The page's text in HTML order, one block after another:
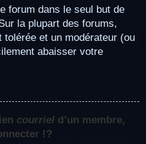
forum dans le seul but de
la plupart des forums,
et un modérateur (ou
abaisser votre
courriel d’un membre,
!?